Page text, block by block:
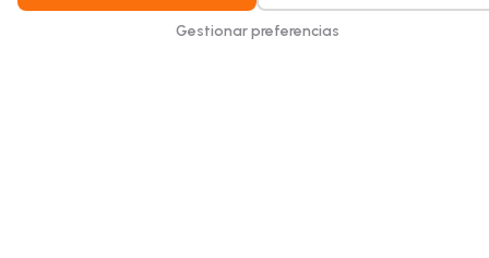
Gestionar preferencias